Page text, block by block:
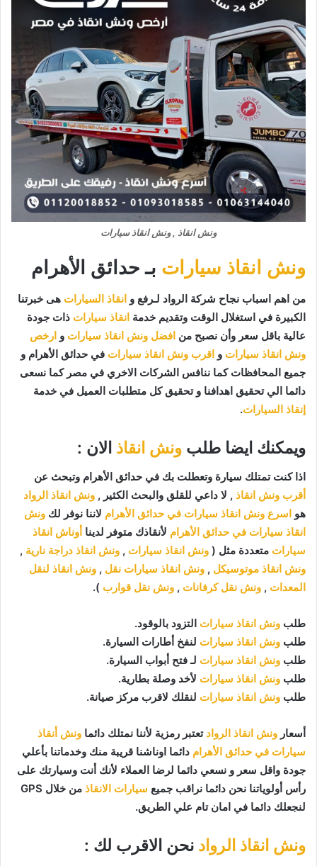
ونش انقاذ , ونش انقاذ سيارات
ونش انقاذ سيارات بـ حدائق الأهرام
من اهم اسباب نجاح شركة الرواد لـرفع و انقاذ السيارات هى خبرتنا
الكبيرة في استغلال الوقت وتقديم خدمة انقاذ سيارات ذات جودة
عالية باقل سعر وأن نصبح من افضل ونش انقاذ سيارات و ارخص
ونش انقاذ سيارات و اقرب ونش انقاذ سيارات في حدائق الأهرام و
جميع المحافظات كما ننافس الشركات الاخري في مصر كما نسعى
دائما الي تحقيق اهدافنا و تحقيق كل متطلبات العميل في خدمة
إنقاذ السيارات.
ويمكنك ايضا طلب ونش انقاذ الان :
اذا كنت تمتلك سيارة وتعطلت بك في حدائق الأهرام وتبحث عن
أقرب ونش انقاذ , لا داعي للقلق والبحث الكثير , ونش انقاذ الرواد
هو اسرع ونش انقاذ سيارات في حدائق الأهرام لاننا نوفر لك ونش
انقاذ سيارات في حدائق الأهرام لأنقاذك متوفر لدينا أوناش انقاذ
سيارات متعددة مثل ( ونش انقاذ سيارات , ونش انقاذ دراجة نارية ,
ونش انقاذ موتوسيكل , ونش انقاذ سيارات نقل , ونش انقاذ لنقل
المعدات , ونش نقل كرفانات , ونش نقل قوارب ).
طلب ونش انقاذ سيارات التزود بالوقود.
طلب ونش انقاذ سيارات لنفخ أطارات السيارة.
طلب ونش انقاذ سيارات لـ فتح أبواب السيارة.
طلب ونش انقاذ سيارات لأخد وصلة بطارية.
طلب ونش انقاذ سيارات لنقلك لاقرب مركز صيانة.
أسعار ونش انقاذ الرواد تعتبر رمزية لأننا نمتلك دائما ونش أنقاذ
سيارات في حدائق الأهرام دائما اوناشنا قريبة منك وخدماتنا بأعلي
جودة واقل سعر و نسعي دائما لرضا العملاء لأنك أنت وسيارتك على
رأس أولوياتنا نحن دائما نراقب جميع سيارات الانقاذ
من خلال GPS
لنجعلك دائما في امان تام علي الطريق.
ونش انقاذ الرواد نحن الاقرب لك :